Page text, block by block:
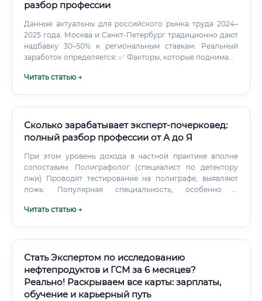
разбор профессии
Данные актуальны для российского рынка труда 2024–
2025 года. Москва и Санкт-Петербург традиционно дают
надбавку 30–50% к региональным ставкам. Реальный
заработок определяется: ✅ Факторы, которые поднимают
нейропсихология, организационная психология)
исследований Умение «продавать» результаты своей
работы заказчику Наличие научных публикаций (для
академическая карьера в России — это призвание, а не
способ разбогатеть.
Читать статью →
Сколько зарабатывает эксперт-почерковед:
полный разбор профессии от А до Я
При этом уровень дохода в частной практике вполне
сопоставим. Полиграфолог (специалист по детектору
лжи) Проводят тестирование на полиграфе, выявляют
ложь. Популярная специальность, особенно в
Читать статью →
Стать Экспертом по исследованию
нефтепродуктов и ГСМ за 6 месяцев?
Реально! Раскрываем все карты: зарплаты,
обучение и карьерный путь